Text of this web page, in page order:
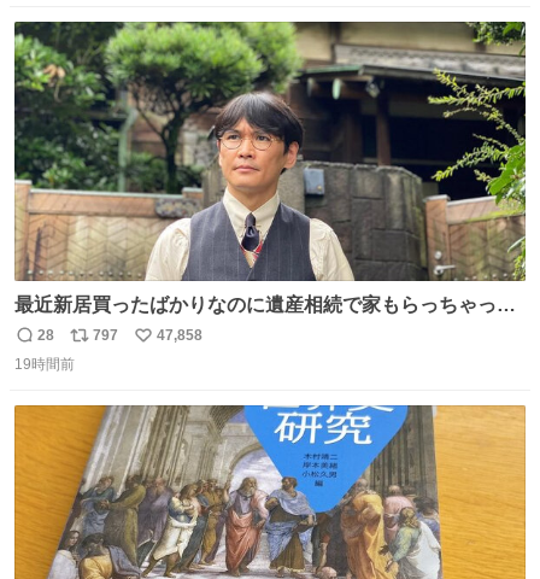
ト
数
数
最近新居買ったばかりなのに遺産相続で家もらっちゃった
長男
返
信
28
リ
ポ
数
797
い
数
47,858
19時間前